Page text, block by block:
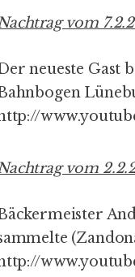
vom
neueste Gast
vom